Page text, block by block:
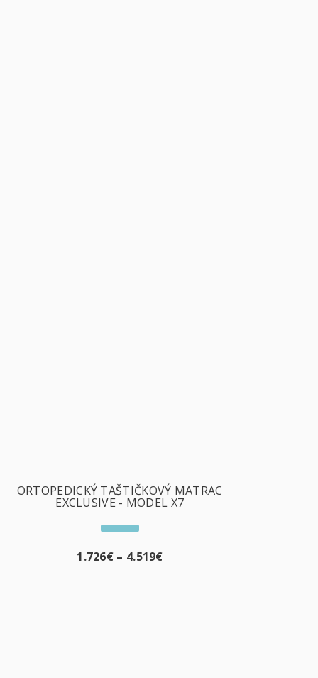
ORTOPEDICKÝ TAŠTIČKOVÝ MATRAC
EXCLUSIVE - MODEL X7
1.726€ – 4.519€